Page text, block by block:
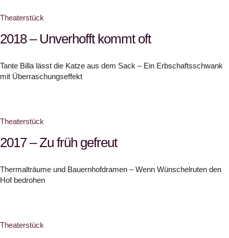
Theaterstück
2018 – Unverhofft kommt oft
Tante Billa lässt die Katze aus dem Sack – Ein Erbschaftsschwank
mit Überraschungseffekt
Theaterstück
2017 – Zu früh gefreut
Thermalträume und Bauernhofdramen – Wenn Wünschelruten den
Hof bedrohen
Theaterstück